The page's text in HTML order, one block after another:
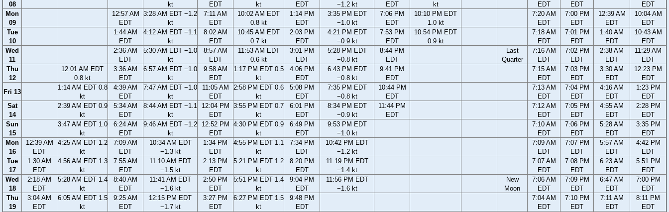
08
kt
EDT
kt
EDT
−1.2 kt
EDT
kt
EDT
EDT
EDT
Mon
09
12:57 AM
EDT
3:28 AM EDT −1.2
kt
7:11 AM
EDT
10:02 AM EDT
0.8 kt
1:14 PM
EDT
3:35 PM EDT
−1.0 kt
7:06 PM
EDT
10:10 PM EDT
1.0 kt
7:20 AM
EDT
7:00 PM
EDT
12:39 AM
EDT
10:04 AM
EDT
Tue
10
1:44 AM
EDT
4:12 AM EDT −1.1
kt
8:02 AM
EDT
10:45 AM EDT
0.7 kt
2:03 PM
EDT
4:21 PM EDT
−0.9 kt
7:53 PM
EDT
10:54 PM EDT
0.9 kt
7:18 AM
EDT
7:01 PM
EDT
1:40 AM
EDT
10:43 AM
EDT
Wed
11
2:36 AM
EDT
5:30 AM EDT −1.0
kt
8:57 AM
EDT
11:53 AM EDT
0.6 kt
3:01 PM
EDT
5:28 PM EDT
−0.8 kt
8:44 PM
EDT
Last
Quarter
7:16 AM
EDT
7:02 PM
EDT
2:38 AM
EDT
11:29 AM
EDT
Thu
12
12:01 AM EDT
0.8 kt
3:36 AM
EDT
6:57 AM EDT −1.0
kt
9:58 AM
EDT
1:17 PM EDT 0.5
kt
4:06 PM
EDT
6:43 PM EDT
−0.8 kt
9:41 PM
EDT
7:15 AM
EDT
7:03 PM
EDT
3:30 AM
EDT
12:23 PM
EDT
Fri 13
1:14 AM EDT 0.8
kt
4:39 AM
EDT
7:47 AM EDT −1.0
kt
11:05 AM
EDT
2:58 PM EDT 0.6
kt
5:08 PM
EDT
7:35 PM EDT
−0.8 kt
10:44 PM
EDT
7:13 AM
EDT
7:04 PM
EDT
4:16 AM
EDT
1:23 PM
EDT
Sat
14
2:39 AM EDT 0.9
kt
5:34 AM
EDT
8:44 AM EDT −1.1
kt
12:04 PM
EDT
3:55 PM EDT 0.7
kt
6:01 PM
EDT
8:34 PM EDT
−0.9 kt
11:44 PM
EDT
7:12 AM
EDT
7:05 PM
EDT
4:55 AM
EDT
2:28 PM
EDT
Sun
15
3:47 AM EDT 1.0
kt
6:24 AM
EDT
9:46 AM EDT −1.2
kt
12:52 PM
EDT
4:30 PM EDT 0.9
kt
6:49 PM
EDT
9:53 PM EDT
−1.0 kt
7:10 AM
EDT
7:06 PM
EDT
5:28 AM
EDT
3:35 PM
EDT
Mon
16
12:39 AM
EDT
4:25 AM EDT 1.2
kt
7:09 AM
EDT
10:34 AM EDT
−1.3 kt
1:34 PM
EDT
4:55 PM EDT 1.1
kt
7:34 PM
EDT
10:42 PM EDT
−1.2 kt
7:09 AM
EDT
7:07 PM
EDT
5:57 AM
EDT
4:42 PM
EDT
Tue
17
1:30 AM
EDT
4:56 AM EDT 1.3
kt
7:55 AM
EDT
11:10 AM EDT
−1.5 kt
2:13 PM
EDT
5:21 PM EDT 1.2
kt
8:20 PM
EDT
11:19 PM EDT
−1.4 kt
7:07 AM
EDT
7:08 PM
EDT
6:23 AM
EDT
5:51 PM
EDT
Wed
18
2:18 AM
EDT
5:28 AM EDT 1.4
kt
8:40 AM
EDT
11:41 AM EDT
−1.6 kt
2:50 PM
EDT
5:51 PM EDT 1.4
kt
9:04 PM
EDT
11:56 PM EDT
−1.6 kt
New
Moon
7:06 AM
EDT
7:09 PM
EDT
6:47 AM
EDT
7:00 PM
EDT
Thu
19
3:04 AM
EDT
6:05 AM EDT 1.5
kt
9:25 AM
EDT
12:15 PM EDT
−1.7 kt
3:27 PM
EDT
6:27 PM EDT 1.5
kt
9:48 PM
EDT
7:04 AM
EDT
7:10 PM
EDT
7:11 AM
EDT
8:11 PM
EDT